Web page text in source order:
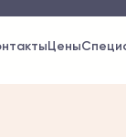
Цены